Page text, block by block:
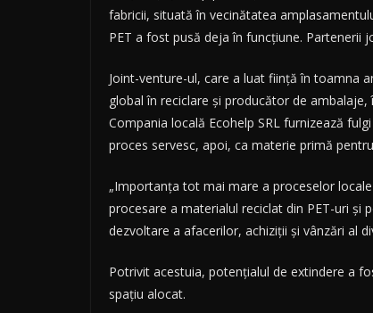
fabricii, situată în vecinătatea
PET a fost pusă deja în funcţiune. Partenerii
Joint-venture-ul, care a luat fiinţă în toamna
global în reciclare şi producător de
Compania locală Ecohelp SRL furnizează
proces servesc, apoi, ca materie primă
„Importanţa tot mai mare a proceselor
procesare a materialul reciclat din PET-uri şi
dezvoltare a afacerilor, achiziţii şi vânzări al
Potrivit acestuia, potenţialul de extindere a
spaţiu alocat.